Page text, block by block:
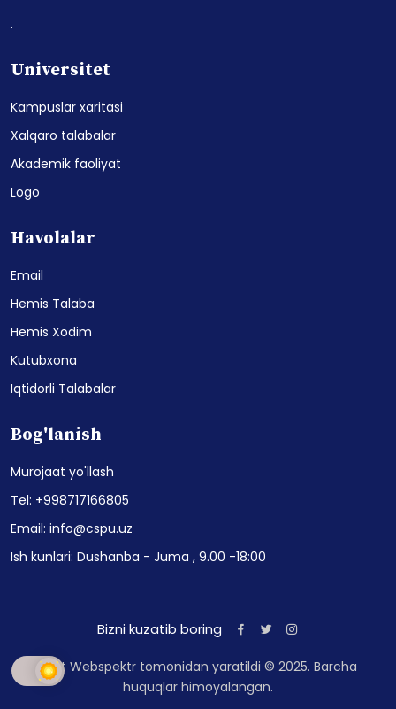
.
Universitet
Kampuslar xaritasi
Xalqaro talabalar
Akademik faoliyat
Logo
Havolalar
Email
Hemis Talaba
Hemis Xodim
Kutubxona
Iqtidorli Talabalar
Bog'lanish
Murojaat yo'llash
Tel: +998717166805
Email: info@cspu.uz
Ish kunlari: Dushanba - Juma , 9.00 -18:00
Bizni kuzatib boring
Sayt Webspektr tomonidan yaratildi © 2025. Barcha
huquqlar himoyalangan.